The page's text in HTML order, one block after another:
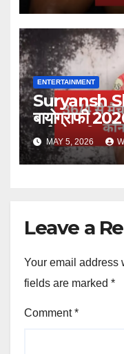
ENTERTAINMENT
Suryansh
बायोग्राफी
वर्थ और परिवार
MAY 5, 2026
Leave a
Your email address
fields are marked *
Comment*